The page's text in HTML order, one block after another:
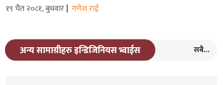
१९ चैत २०८१, बुधवार गणेश राई
अन्य सामाग्रीहरु इन्डिजिनियस भ्वाईस सबै...